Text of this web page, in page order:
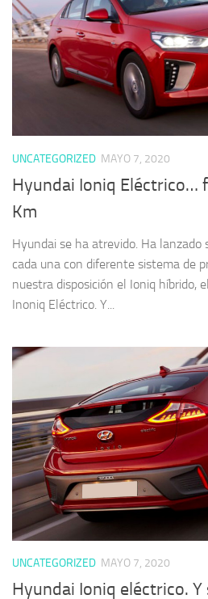
UNCATEGORIZED MAYO 7, 2020
Hyundai Ioniq Eléctrico…
Km
Hyundai se ha atrevido. Ha lanzado
cada una con diferente sistema de
nuestra disposición el Ioniq híbrido,
Inoniq Eléctrico. Y...
UNCATEGORIZED MAYO 7, 2020
Hyundai Ioniq eléctrico. Y